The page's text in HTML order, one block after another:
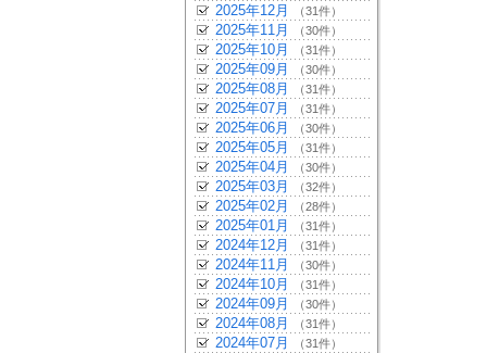
2025年12月 （31件）
2025年11月 （30件）
2025年10月 （31件）
2025年09月 （30件）
2025年08月 （31件）
2025年07月 （31件）
2025年06月 （30件）
2025年05月 （31件）
2025年04月 （30件）
2025年03月 （32件）
2025年02月 （28件）
2025年01月 （31件）
2024年12月 （31件）
2024年11月 （30件）
2024年10月 （31件）
2024年09月 （30件）
2024年08月 （31件）
2024年07月 （31件）